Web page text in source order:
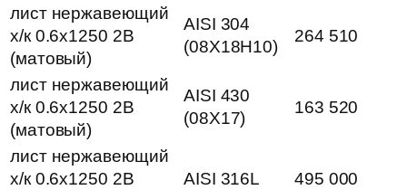
лист нержавеющий
х/к 0.6х1250 2B
(матовый)
AISI 304
(08Х18Н10)
264 510
лист нержавеющий
х/к 0.6х1250 2B
(матовый)
AISI 430
(08Х17)
163 520
лист нержавеющий
х/к 0.6х1250 2B
AISI 316L 495 000